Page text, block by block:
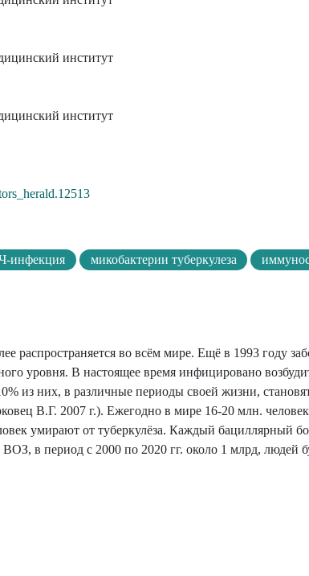
институт
институт
инфекция микобактерии туберкулеза
распространяется во всём мире. Ещё в 1993 году
уровня. В настоящее время инфицировано
из них, в различные периоды своей жизни,
В.Г. 2007 г.). Ежегодно в мире 16-20 млн.
умирают от туберкулёза. Каждый бациллярный
в период с 2000 по 2020 гг. около 1 млрд, людей